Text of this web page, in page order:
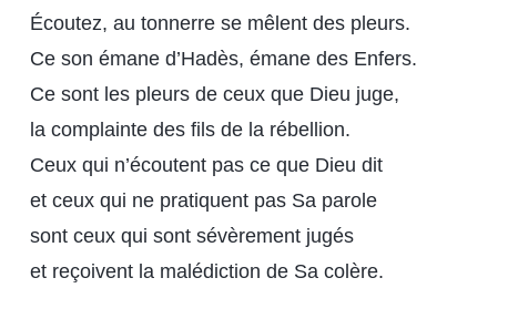
Écoutez, au tonnerre se mêlent des pleurs.
Ce son émane d’Hadès, émane des Enfers.
Ce sont les pleurs de ceux que Dieu juge,
la complainte des fils de la rébellion.
Ceux qui n’écoutent pas ce que Dieu dit
et ceux qui ne pratiquent pas Sa parole
sont ceux qui sont sévèrement jugés
et reçoivent la malédiction de Sa colère.